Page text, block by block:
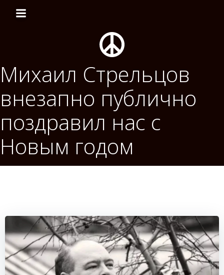
содержимому
Михаил Стрельцов
внезапно публично
поздравил нас с
Новым годом